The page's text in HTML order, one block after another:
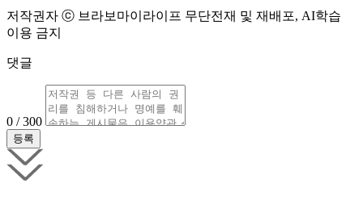
저작권자 ⓒ 브라보마이라이프 무단전재 및 재배포, AI학습
이용 금지
댓글
0 / 300